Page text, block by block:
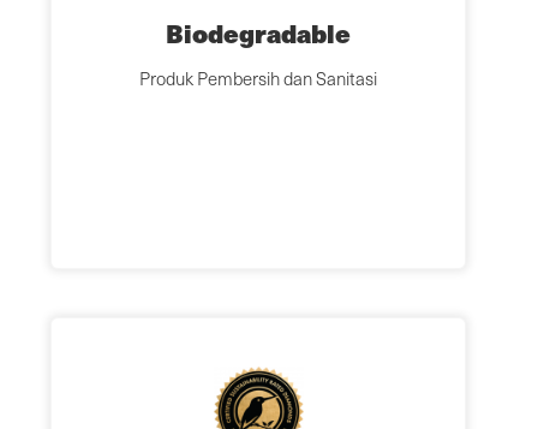
Biodegradable
Produk Pembersih dan Sanitasi